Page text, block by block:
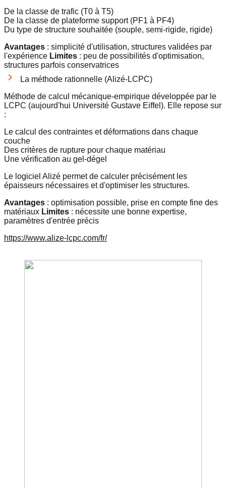
De la classe de trafic (T0 à T5)
De la classe de plateforme support (PF1 à PF4)
Du type de structure souhaitée (souple, semi-rigide, rigide)
Avantages : simplicité d'utilisation, structures validées par
l'expérience Limites : peu de possibilités d'optimisation,
structures parfois conservatrices
La méthode rationnelle (Alizé-LCPC)
Méthode de calcul mécanique-empirique développée par le
LCPC (aujourd'hui Université Gustave Eiffel). Elle repose sur
:
Le calcul des contraintes et déformations dans chaque
couche
Des critères de rupture pour chaque matériau
Une vérification au gel-dégel
Le logiciel Alizé permet de calculer précisément les
épaisseurs nécessaires et d'optimiser les structures.
Avantages : optimisation possible, prise en compte fine des
matériaux Limites : nécessite une bonne expertise,
paramètres d'entrée précis
https://www.alize-lcpc.com/fr/